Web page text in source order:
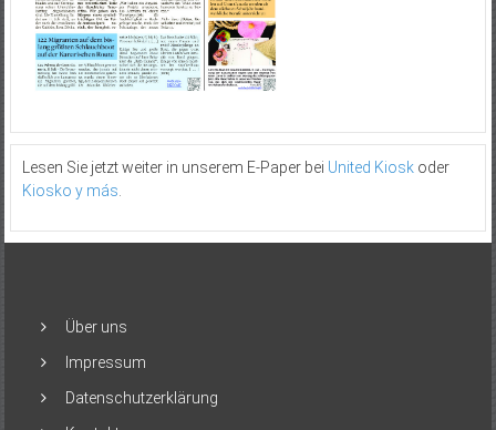
Lesen Sie jetzt weiter in unserem E-Paper bei United Kioskoder
Kiosko y más
Über uns
Impressum
Datenschutzerklärung